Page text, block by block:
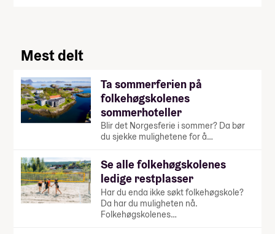
Mest delt
Ta sommerferien på
folkehøgskolenes
sommerhoteller
Blir det Norgesferie i sommer? Da bør
du sjekke mulighetene for å…
Se alle folkehøgskolenes
ledige restplasser
Har du enda ikke søkt folkehøgskole?
Da har du muligheten nå.
Folkehøgskolenes…